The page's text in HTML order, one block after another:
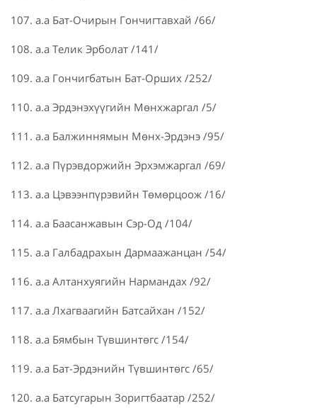
107. а.а Бат-Очирын Гончигтавхай /66/
108. а.а Телик Эрболат /141/
109. а.а Гончигбатын Бат-Орших /252/
110. а.а Эрдэнэхүүгийн Мөнхжаргал /5/
111. а.а Балжиннямын Мөнх-Эрдэнэ /95/
112. а.а Пүрэвдоржийн Эрхэмжаргал /69/
113. а.а Цэвээнпүрэвийн Төмөрцоож /16/
114. а.а Баасанжавын Сэр-Од /104/
115. а.а Галбадрахын Дармаажанцан /54/
116. а.а Алтанхуягийн Нармандах /92/
117. а.а Лхагваагийн Батсайхан /152/
118. а.а Бямбын Түвшинтөгс /154/
119. а.а Бат-Эрдэнийн Түвшинтөгс /65/
120. а.а Батсугарын Зоригтбаатар /252/